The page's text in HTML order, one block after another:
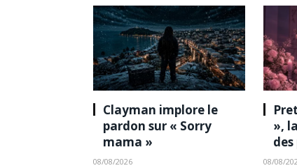
Clayman implore le
pardon sur « Sorry
mama »
08/08/2026
»,
08/08/